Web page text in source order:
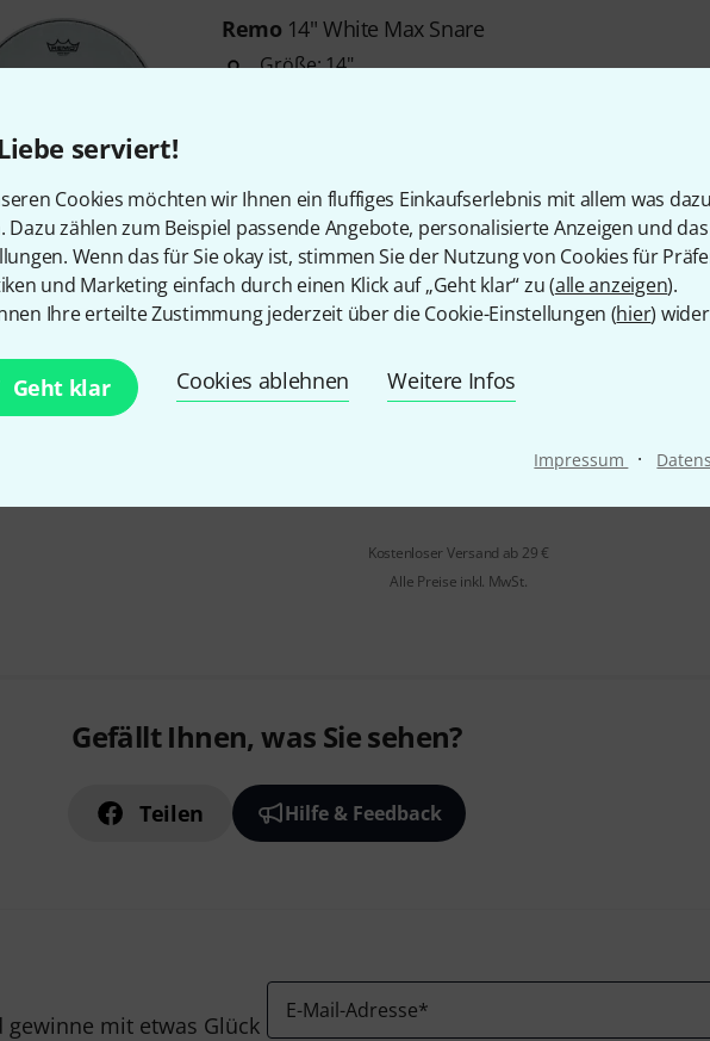
serviert!
Cookies möchten wir Ihnen ein fluffiges Einkaufserlebnis mit allem was
Dazu zählen zum Beispiel passende Angebote, personalisierte Anzeigen und
Wenn das für Sie okay ist, stimmen Sie der Nutzung von Cookies für
und Marketing einfach durch einen Klick auf „Geht klar“ zu (alle anzeigen).
Ihre erteilte Zustimmung jederzeit über die Cookie-Einstellungen (hier)
Geht klar Cookies ablehnen Weitere Infos
Impressum ·
Remo 14" White Max Snare
Größe: 14"
Sofort lieferbar
Remo 13" White Max Snare
Größe: 13"
Aramidfaserkonstruktion für höchste Fellspannung
Kostenloser Versand ab 29 €
Alle Preise inkl. MwSt.
Gefällt Ihnen, was Sie sehen?
Teilen Hilfe & Feedback
mit etwas Glück
E-Mail-Adresse*